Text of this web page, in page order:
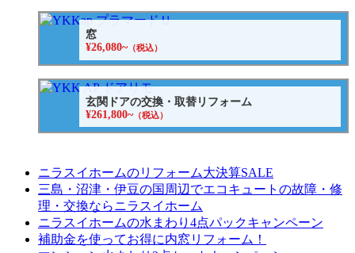
窓
¥26,080~（税込）
玄関ドアの交換・取替リフォーム
¥261,800~（税込）
ニラスイホームのリフォーム大決算SALE
三島・沼津・伊豆の国周辺でエコキュートの故障・修
理・交換ならニラスイホーム
ニラスイホームの水まわり4点パックキャンペーン
補助金を使ってお得に内窓リフォーム！